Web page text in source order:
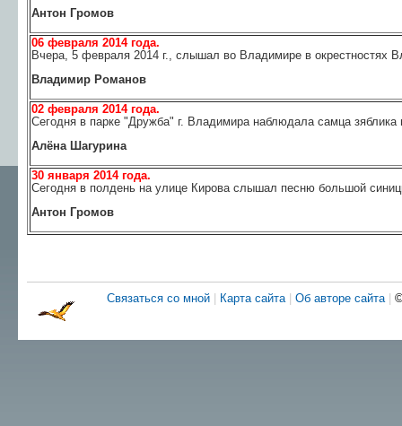
Антон Громов
06 февраля 2014 года.
Вчера, 5 февраля 2014 г., слышал во Владимире в окрестностях
Владимир Романов
02 февраля 2014 года.
Сегодня в парке "Дружба" г. Владимира наблюдала самца зяблика
Алёна Шагурина
30 января 2014 года.
Сегодня в полдень на улице Кирова слышал песню большой
Антон Громов
Связаться со мной Карта сайта| Об авторе сайта